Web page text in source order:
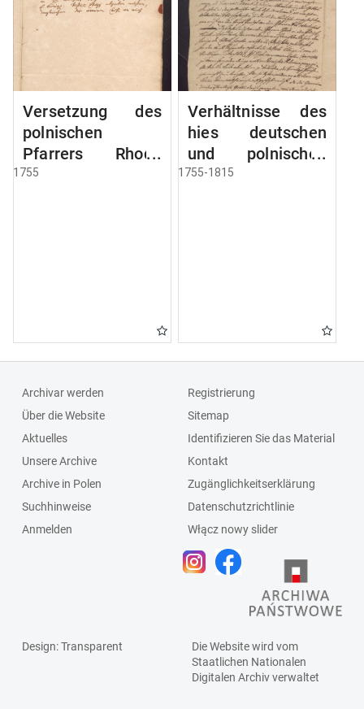
Versetzung des
polnischen
Pfarrers Rhode
nach Deutsch
1755
Verhältnisse des
hies deutschen
und polnischen
Pfarrers
1755-1815
Archivar werden
Über die Website
Aktuelles
Unsere Archive
Archive in Polen
Suchhinweise
Anmelden
Registrierung
Sitemap
Identifizieren Sie das Material
Kontakt
Zugänglichkeitserklärung
Datenschutzrichtlinie
Włącz nowy slider
Design: Transparent
Die Website wird vom
Staatlichen Nationalen
Digitalen Archivverwaltet